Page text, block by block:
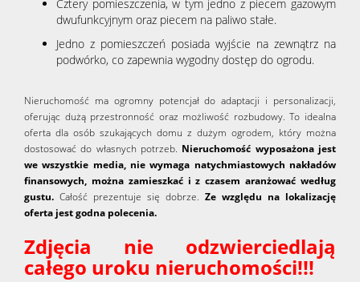
Cztery pomieszczenia, w tym jedno z piecem gazowym
dwufunkcyjnym oraz piecem na paliwo stałe.
Jedno z pomieszczeń posiada wyjście na zewnątrz na
podwórko, co zapewnia wygodny dostęp do ogrodu.
Nieruchomość ma ogromny potencjał do adaptacji i personalizacji,
oferując dużą przestronność oraz możliwość rozbudowy. To idealna
oferta dla osób szukających domu z dużym ogrodem, który można
dostosować do własnych potrzeb. Nieruchomość wyposażona jest
we wszystkie media, nie wymaga natychmiastowych nakładów
finansowych, można zamieszkać i z czasem aranżować według
gustu. Całość prezentuje się dobrze. Ze względu na lokalizację
oferta jest godna polecenia.
Zdjęcia nie odzwierciedlają
całego uroku nieruchomości!!!